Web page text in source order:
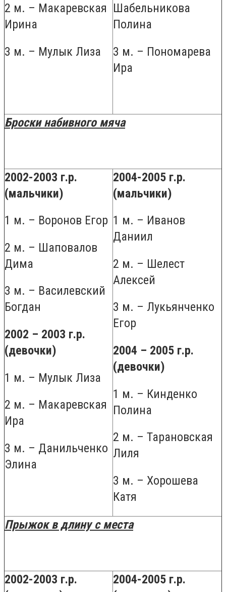
2 м. – Макаревская
Ирина
3 м. – Мулык Лиза
Шабельникова
Полина
3 м. – Пономарева
Ира
Броски набивного мяча
2002-2003 г.р.
(мальчики)
1 м. – Воронов Егор
2 м. – Шаповалов
Дима
3 м. – Василевский
Богдан
2002 – 2003 г.р.
(девочки)
1 м. – Мулык Лиза
2 м. – Макаревская
Ира
3 м. – Данильченко
Элина
2004-2005 г.р.
(мальчики)
1 м. – Иванов
Даниил
2 м. – Шелест
Алексей
3 м. – Лукьянченко
Егор
2004 – 2005 г.р.
(девочки)
1 м. – Кинденко
Полина
2 м. – Тарановская
Лиля
3 м. – Хорошева
Катя
Прыжок в длину с места
2002-2003 г.р.
2004-2005 г.р.